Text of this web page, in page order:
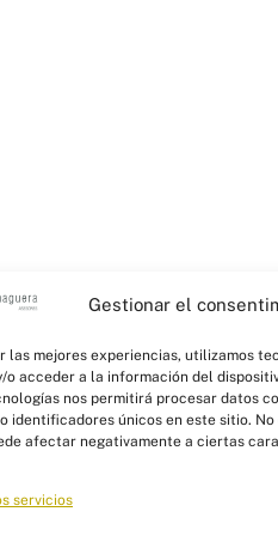
Gestionar el
las mejores experiencias, utilizamos
o acceder a la información del
nos permitirá procesar datos
identificadores únicos en este sitio.
afectar negativamente a ciertas
servicios